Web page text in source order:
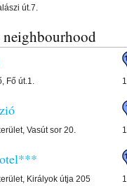
út.7.
neighbourhood
Fő út.1.
Vasút sor 20.
Királyok útja 205